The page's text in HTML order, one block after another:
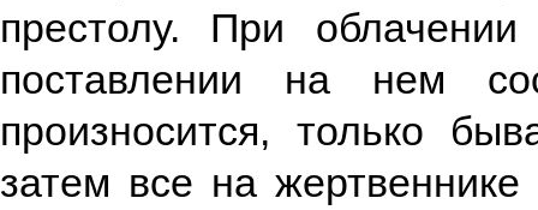
престолу. При
поставлении на нем
произносится, только
затем все на